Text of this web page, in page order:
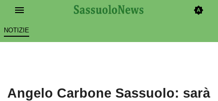
NOTIZIE
Angelo Carbone Sassuolo: sarà